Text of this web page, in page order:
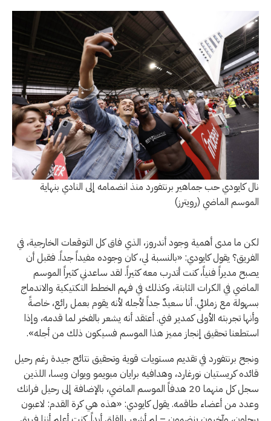
نال كايودي حب جماهير برنتفورد منذ انضمامه إلى النادي بنهاية
الموسم الماضي (رويترز)
لكن ما مدى أهمية وجود أندروز، الذي فاق كل التوقعات الخارجية، في
الفريق؟ يقول كايودي: «بالنسبة لي، كان وجوده مفيداً جداً. فقبل أن
يصبح مديراً فنياً، كنت أتدرب معه كثيراً. لقد ساعدني كثيراً الموسم
الماضي في الكرات الثابتة، وكذلك في فهم الخطط التكتيكية والاندماج
بسهولة مع زملائي. أنا سعيدٌ جداً لأجله لأنه يقوم بعمل رائع، خاصةً
وأنها تجربته الأولى كمدير فني. أعتقد أنه يشعر بالفخر لما قدمه، وإذا
استطعنا تحقيق إنجاز مميز هذا الموسم فسيكون ذلك من أجله».
ونجح برنتفورد في تقديم مستويات قوية وتحقيق نتائج جيدة رغم رحيل
قائده كريستيان نورغارد، وهدافيه برايان مبويمو ويوان ويسا، اللذين
سجل كل منهما 20 هدفاً الموسم الماضي، بالإضافة إلى رحيل فرانك
وعدد من أعضاء طاقمه. يقول كايودي: «هذه هي كرة القدم: لاعبون